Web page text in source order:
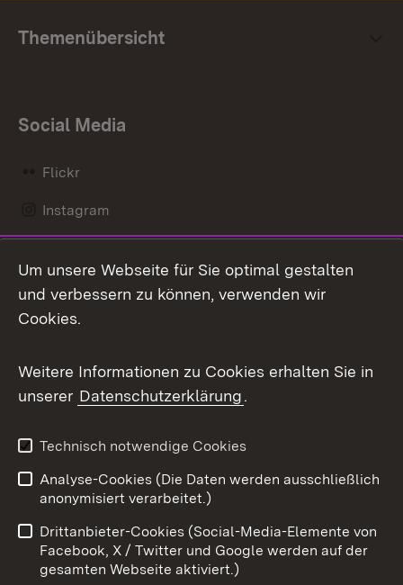
Themenübersicht
Social Media
Flickr
Instagram
Mastodon
Messenger
Social Wall
X / Twitter
Youtube
Benutzungshinweise
Barrierefreiheit
Datenschutz
Cookies
Um unsere Webseite für Sie optimal gestalten
und verbessern zu können, verwenden wir
Cookies.
Weitere Informationen zu Cookies erhalten Sie in
unserer Datenschutzerklärung.
Technisch notwendige Cookies
Analyse-Cookies (Die Daten werden ausschließlich
anonymisiert verarbeitet.)
Drittanbieter-Cookies (Social-Media-Elemente von
Facebook, X / Twitter und Google werden auf der
gesamten Webseite aktiviert.)